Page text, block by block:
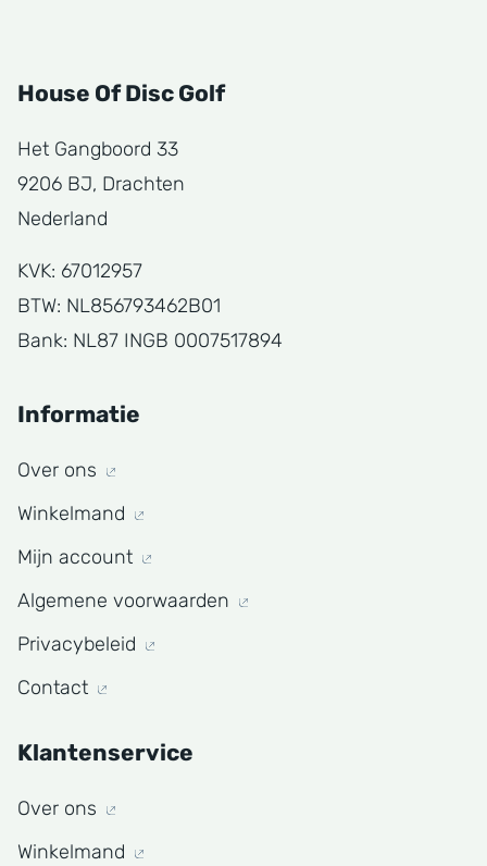
House Of Disc Golf
Het Gangboord 33
9206 BJ, Drachten
Nederland
KVK: 67012957
BTW: NL856793462B01
Bank: NL87 INGB 0007517894
Informatie
Over ons
Winkelmand
Mijn account
Algemene voorwaarden
Privacybeleid
Contact
Klantenservice
Over ons
Winkelmand